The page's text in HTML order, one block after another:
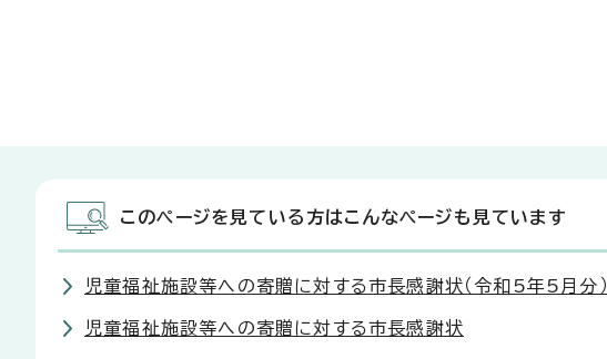
このページを見ている方はこんなページも見ています
児童福祉施設等への寄贈に対する市長感謝状（令和5年5月分）
児童福祉施設等への寄贈に対する市長感謝状